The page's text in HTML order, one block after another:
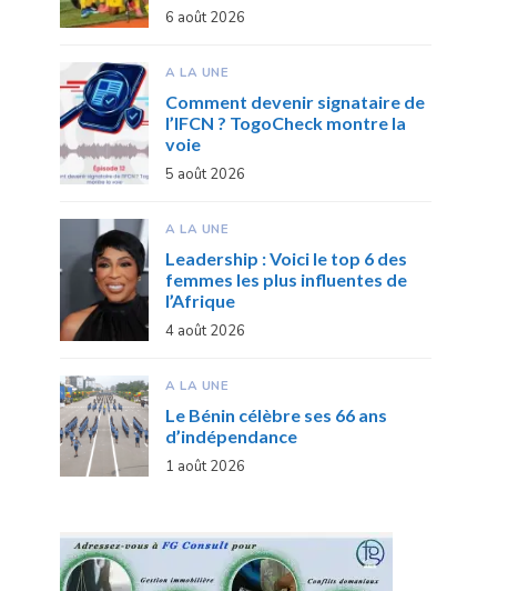
6 août 2026
A LA UNE
Comment devenir signataire de
l’IFCN ? TogoCheck montre la
voie
5 août 2026
A LA UNE
Leadership : Voici le top 6 des
femmes les plus influentes de
l’Afrique
4 août 2026
A LA UNE
Le Bénin célèbre ses 66 ans
d’indépendance
1 août 2026